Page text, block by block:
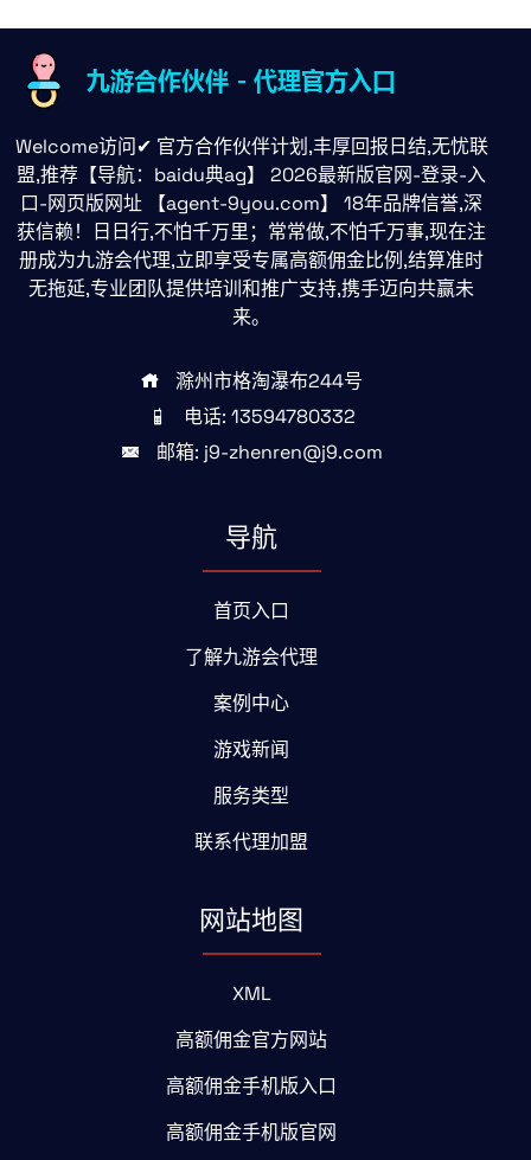
Welcome访问✔ 官方合作伙伴计划,丰厚回报日结,无忧联
盟,推荐【导航：baidu典ag】 2026最新版官网-登录-入
口-网页版网址 【agent-9you.com】 18年品牌信誉,深
获信赖！日日行,不怕千万里；常常做,不怕千万事,现在注
册成为九游会代理,立即享受专属高额佣金比例,结算准时
无拖延,专业团队提供培训和推广支持,携手迈向共赢未
来。
滁州市格淘瀑布244号
电话: 13594780332
邮箱: j9-zhenren@j9.com
导航
首页入口
了解九游会代理
案例中心
游戏新闻
服务类型
联系代理加盟
网站地图
XML
高额佣金官方网站
高额佣金手机版入口
高额佣金手机版官网